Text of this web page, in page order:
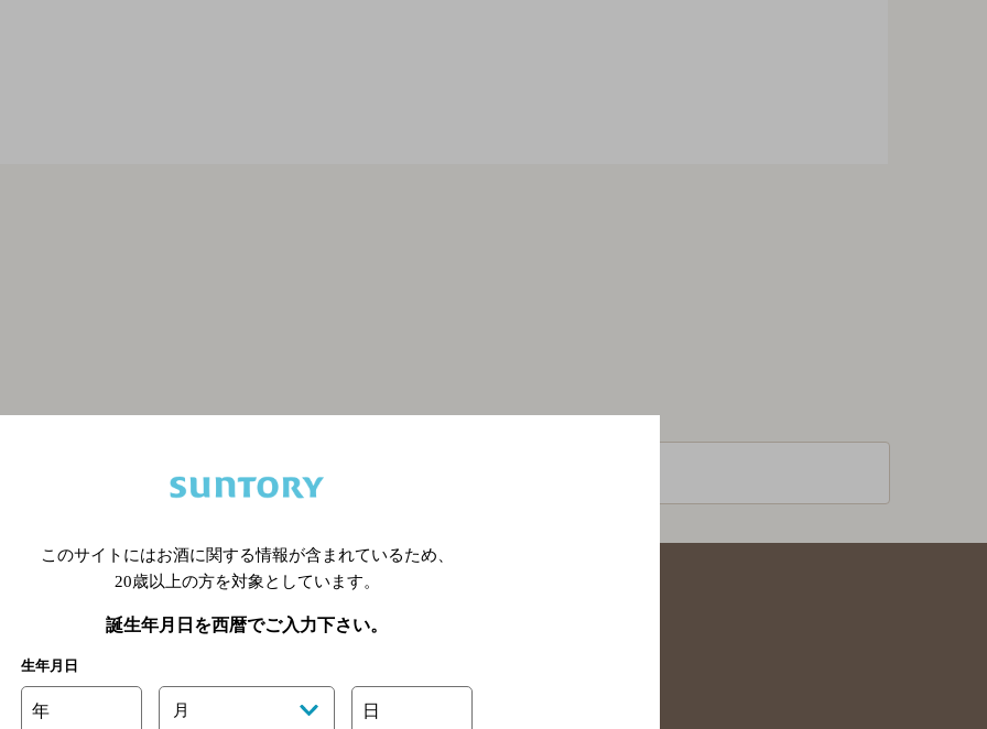
関連ページ
このサイトにはお酒に関する情報が含まれているため、
20歳以上の方を対象としています。
誕生年月日を西暦でご入力下さい。
生年月日
年 月 日